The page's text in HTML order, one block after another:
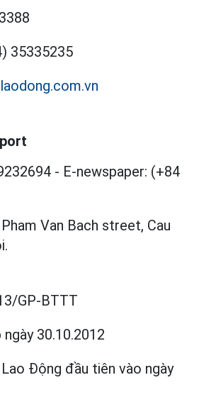
35335235
- E-newspaper: (+84
Van Bach street, Cau
GP-BTTT
ngày 30.10.2012
Động đầu tiên vào ngày